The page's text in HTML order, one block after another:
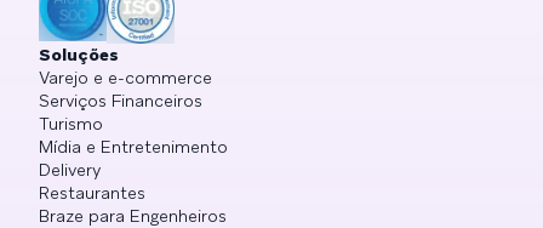
Soluções
Varejo e e-commerce
Serviços Financeiros
Turismo
Mídia e Entretenimento
Delivery
Restaurantes
Braze para Engenheiros